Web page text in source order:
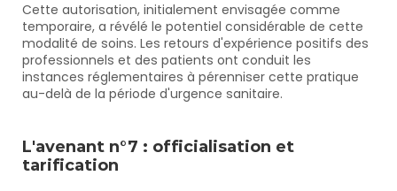
Cette autorisation, initialement envisagée comme
temporaire, a révélé le potentiel considérable de cette
modalité de soins. Les retours d'expérience positifs des
professionnels et des patients ont conduit les
instances réglementaires à pérenniser cette pratique
au-delà de la période d'urgence sanitaire.
L'avenant n°7 : officialisation et
tarification